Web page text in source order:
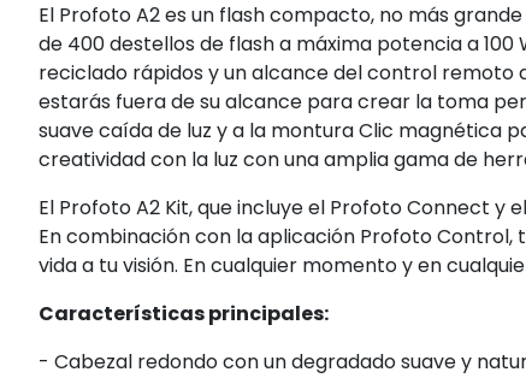
El Profoto A2 es un flash compacto, no más
de 400 destellos de flash a máxima potencia a
reciclado rápidos y un alcance del control remoto
estarás fuera de su alcance para crear la toma
suave caída de luz y a la montura Clic magnética
creatividad con la luz con una amplia gama de
El Profoto A2 Kit, que incluye el Profoto Connect y
En combinación con la aplicación Profoto
vida a tu visión. En cualquier momento y en
Características principales:
- Cabezal redondo con un degradado suave y